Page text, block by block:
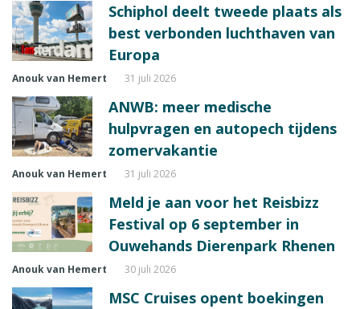
Schiphol deelt tweede plaats als
best verbonden luchthaven van
Europa
Anouk van Hemert 31 juli 2026
ANWB: meer medische
hulpvragen en autopech tijdens
zomervakantie
Anouk van Hemert 31 juli 2026
Meld je aan voor het Reisbizz
Festival op 6 september in
Ouwehands Dierenpark Rhenen
Anouk van Hemert 30 juli 2026
MSC Cruises opent boekingen